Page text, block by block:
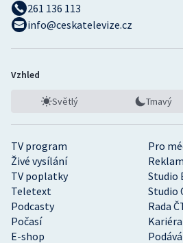
TV program
Pro
Živé vysílání
TV poplatky
Studio
Teletext
Studio
Podcasty
Rada
Počasí
Kariéra
E-shop
261 136 113
info@ceskatelevize.cz
Vzhled
Světlý Tmavý